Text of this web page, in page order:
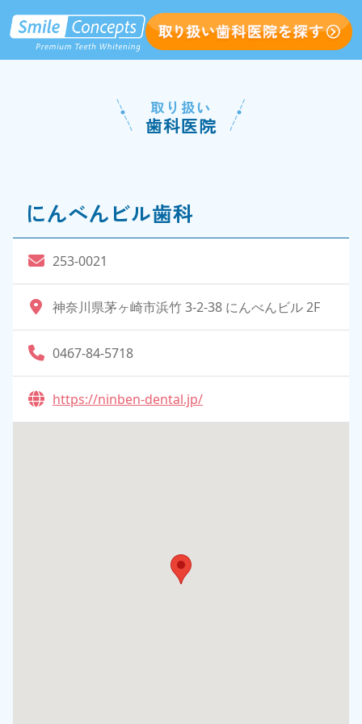
取り扱い
歯科医院
にんべんビル歯科
253-0021
神奈川県茅ヶ崎市浜竹 3-2-38 にんべんビル 2F
0467-84-5718
https://ninben-dental.jp/